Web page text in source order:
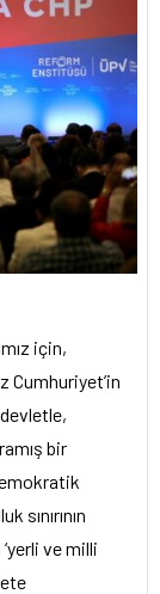
için,
Cumhuriyet’in
bir
sınırının
ve milli